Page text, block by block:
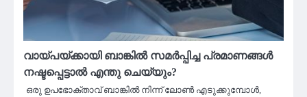
വായ്പയ്ക്കായി ബാങ്കിൽ സമർപ്പിച്ച പ്രമാണങ്ങൾ
നഷ്ടപ്പെട്ടാൽ എന്തു ചെയ്യും?
ഒരു ഉപഭോക്താവ് ബാങ്കിൽ നിന്ന് ലോൺ എടുക്കുമ്പോൾ,